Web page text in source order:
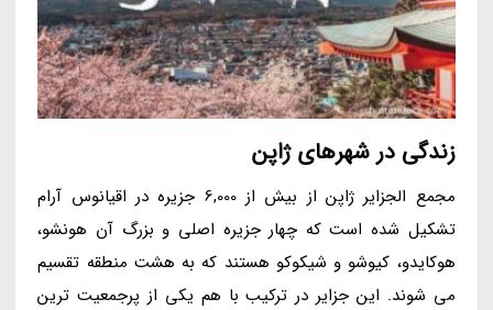
زندگی در شهرهای ژاپن
مجمع الجزایر ژاپن از بیش از 6,000 جزیره در اقیانوس آرام
تشکیل شده است که چهار جزیره اصلی و بزرگ آن هونشو،
هوکایدو، کیوشو و شیکوکو هستند که به هشت منطقه تقسیم
می شوند. این جزایر در ترکیب با هم یکی از پرجمعیت ترین